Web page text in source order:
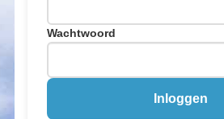
Wachtwoord
Inloggen